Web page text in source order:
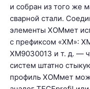
и собран из того же
сварной стали.
элементы ХОМмет
с префиксом «ХМ»:
ХМ9030013 и т. д. —
систем штатно
профиль ХОМмет